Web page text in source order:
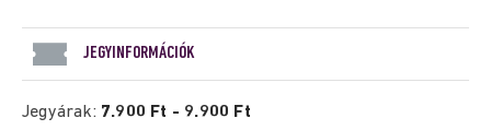
JEGYINFORMÁCIÓK
Jegyárak: 7.900 Ft - 9.900 Ft